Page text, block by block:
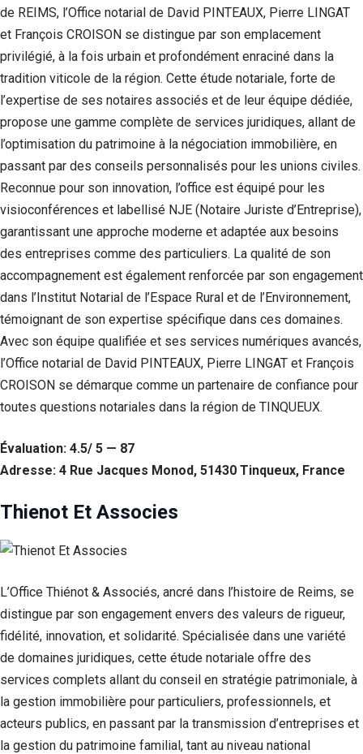
de REIMS, l’Office notarial de David PINTEAUX, Pierre LINGAT
et François CROISON se distingue par son emplacement
privilégié, à la fois urbain et profondément enraciné dans la
tradition viticole de la région. Cette étude notariale, forte de
l’expertise de ses notaires associés et de leur équipe dédiée,
propose une gamme complète de services juridiques, allant de
l’optimisation du patrimoine à la négociation immobilière, en
passant par des conseils personnalisés pour les unions civiles.
Reconnue pour son innovation, l’office est équipé pour les
visioconférences et labellisé NJE (Notaire Juriste d’Entreprise),
garantissant une approche moderne et adaptée aux besoins
des entreprises comme des particuliers. La qualité de son
accompagnement est également renforcée par son engagement
dans l’Institut Notarial de l’Espace Rural et de l’Environnement,
témoignant de son expertise spécifique dans ces domaines.
Avec son équipe qualifiée et ses services numériques avancés,
l’Office notarial de David PINTEAUX, Pierre LINGAT et François
CROISON se démarque comme un partenaire de confiance pour
toutes questions notariales dans la région de TINQUEUX.
Évaluation: 4.5/ 5 — 87
Adresse: 4 Rue Jacques Monod, 51430 Tinqueux, France
Thienot Et Associes
L’Office Thiénot & Associés, ancré dans l’histoire de Reims, se
distingue par son engagement envers des valeurs de rigueur,
fidélité, innovation, et solidarité. Spécialisée dans une variété
de domaines juridiques, cette étude notariale offre des
services complets allant du conseil en stratégie patrimoniale, à
la gestion immobilière pour particuliers, professionnels, et
acteurs publics, en passant par la transmission d’entreprises et
la gestion du patrimoine familial, tant au niveau national
Statistiques
Afin que
nous
puissions
fonctionnalité
et la structure
en fonction
de la façon
Web est
utilisé.
Afin que notre
site Web
fonctionne
aussi bien que
possible lors
de votre visite.
refusez ces
cookies,
disparaîtront
du site Web.
Marketing
votre intérêt et
comportement
lorsque vous
visitez notre
site, vous
augmentez les
chances de
voir du
offres
personnalisés.